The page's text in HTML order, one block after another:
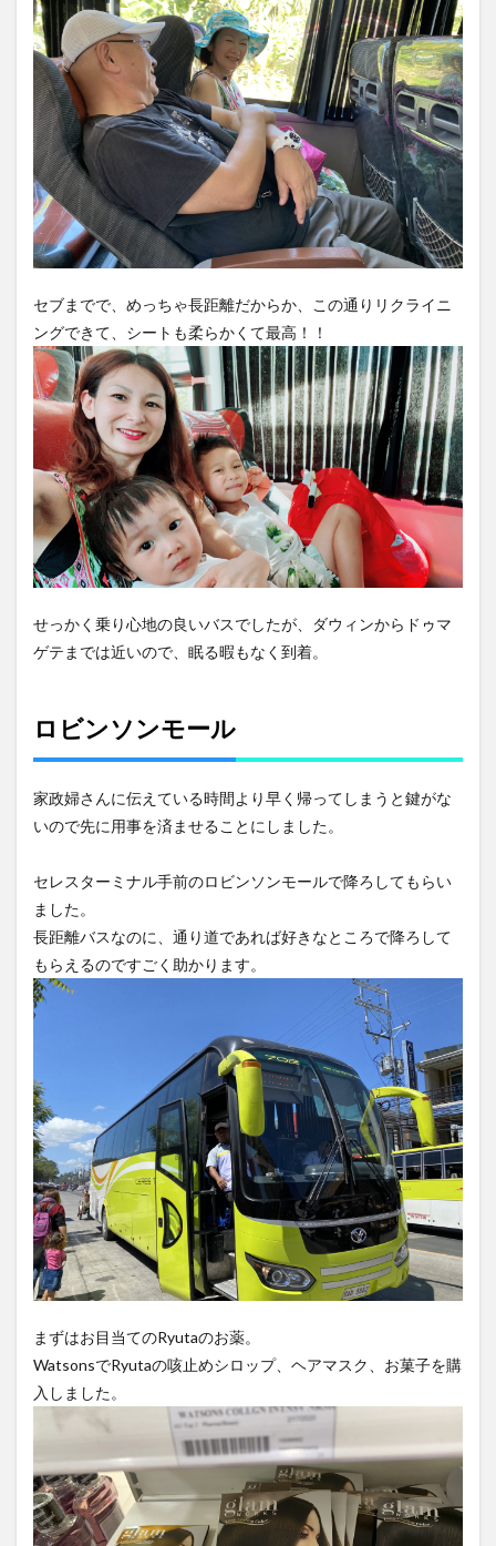
キャ
ンセ
ル待
ちの
人で
溢れ
かえ
るド
ゥマ
ゲテ
空港
8
14
出費
セブまでで、めっちゃ長距離だからか、この通りリクライニ
ングできて、シートも柔らかくて最高！！
せっかく乗り心地の良いバスでしたが、ダウィンからドゥマ
ゲテまでは近いので、眠る暇もなく到着。
ロビンソンモール
家政婦さんに伝えている時間より早く帰ってしまうと鍵がな
いので先に用事を済ませることにしました。
セレスターミナル手前のロビンソンモールで降ろしてもらい
ました。
長距離バスなのに、通り道であれば好きなところで降ろして
もらえるのですごく助かります。
まずはお目当てのRyutaのお薬。
WatsonsでRyutaの咳止めシロップ、ヘアマスク、お菓子を購
入しました。